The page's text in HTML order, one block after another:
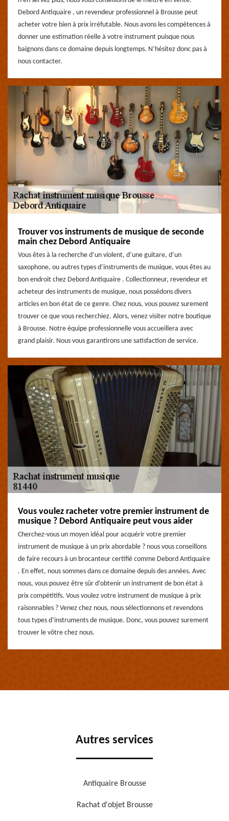
Debord Antiquaire , un revendeur professionnel à Brousse peut
acheter votre bien à prix irréfutable. Nous avons les compétences à
donner une estimation réelle à votre instrument puisque nous
baignons dans ce domaine depuis longtemps. N’hésitez donc pas à
nous contacter.
Trouver vos instruments de musique de seconde
main chez Debord Antiquaire
Vous êtes à la recherche d’un violent, d’une guitare, d’un
saxophone, ou autres types d’instruments de musique, vous êtes au
bon endroit chez Debord Antiquaire . Collectionneur, revendeur et
acheteur des instruments de musique, nous possédons divers
articles en bon état de ce genre. Chez nous, vous pouvez surement
trouver ce que vous recherchiez. Alors, venez visiter notre boutique
à Brousse. Notre équipe professionnelle vous accueillera avec
grand plaisir. Nous vous garantirons une satisfaction de service.
Vous voulez racheter votre premier instrument de
musique ? Debord Antiquaire peut vous aider
Cherchez-vous un moyen idéal pour acquérir votre premier
instrument de musique à un prix abordable ? nous vous conseillons
de faire recours à un brocanteur certifié comme Debord Antiquaire
. En effet, nous sommes dans ce domaine depuis des années. Avec
nous, vous pouvez être sûr d’obtenir un instrument de bon état à
prix compétitifs. Vous voulez votre instrument de musique à prix
raisonnables ? Venez chez nous, nous sélectionnons et revendons
tous types d’instruments de musique. Donc, vous pouvez surement
trouver le vôtre chez nous.
Autres services
Antiquaire Brousse
Rachat d'objet Brousse